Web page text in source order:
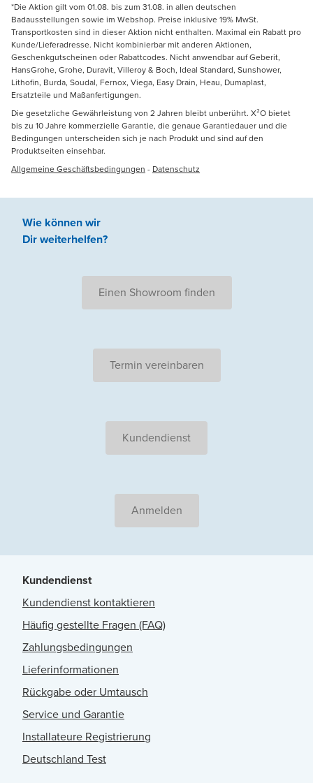
*Die Aktion gilt vom 01.08. bis zum 31.08. in allen deutschen
Badausstellungen sowie im Webshop. Preise inklusive 19% MwSt.
Transportkosten sind in dieser Aktion nicht enthalten. Maximal ein Rabatt pro
Kunde/Lieferadresse. Nicht kombinierbar mit anderen Aktionen,
Geschenkgutscheinen oder Rabattcodes. Nicht anwendbar auf Geberit,
HansGrohe, Grohe, Duravit, Villeroy & Boch, Ideal Standard, Sunshower,
Lithofin, Burda, Soudal, Fernox, Viega, Easy Drain, Heau, Dumaplast,
Ersatzteile und Maßanfertigungen.
Die gesetzliche Gewährleistung von 2 Jahren bleibt unberührt. X²O bietet
bis zu 10 Jahre kommerzielle Garantie, die genaue Garantiedauer und die
Bedingungen unterscheiden sich je nach Produkt und sind auf den
Produktseiten einsehbar.
Allgemeine Geschäftsbedingungen - Datenschutz
Wie können wir
Dir weiterhelfen?
Einen Showroom finden
Termin vereinbaren
Kundendienst
Anmelden
Kundendienst
Kundendienst kontaktieren
Häufig gestellte Fragen (FAQ)
Zahlungsbedingungen
Lieferinformationen
Rückgabe oder Umtausch
Service und Garantie
Installateure Registrierung
Deutschland Test